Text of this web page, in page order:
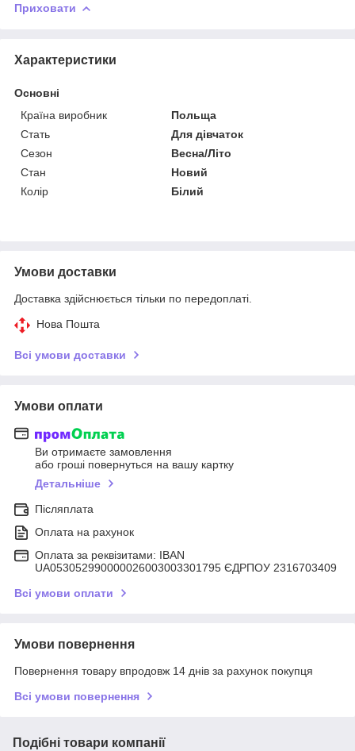
Приховати
Характеристики
Основні
Країна виробник
Польща
Стать
Для дівчаток
Сезон
Весна/Літо
Стан
Новий
Колір
Білий
Умови доставки
Доставка здійснюється тільки по передоплаті.
Нова Пошта
Всі умови доставки
Умови оплати
Ви отримаєте замовлення
або гроші повернуться на вашу картку
Детальніше
Післяплата
Оплата на рахунок
Оплата за реквізитами: IBAN
UA053052990000026003003301795 ЄДРПОУ 2316703409
Всі умови оплати
Умови повернення
Повернення товару впродовж 14 днів за рахунок покупця
Всі умови повернення
Подібні товари компанії